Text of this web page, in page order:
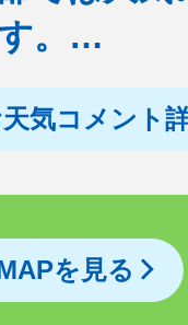
。…
気コメント
を見る